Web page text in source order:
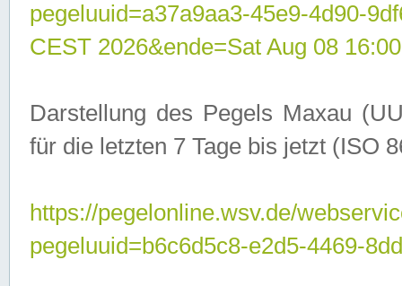
pegeluuid=a37a9aa3-45e9-4d90-
CEST 2026&ende=Sat Aug 08
Darstellung des Pegels Maxau
für die letzten 7 Tage bis jetzt (ISO
https://pegelonline.wsv.de/
pegeluuid=b6c6d5c8-e2d5-4469-